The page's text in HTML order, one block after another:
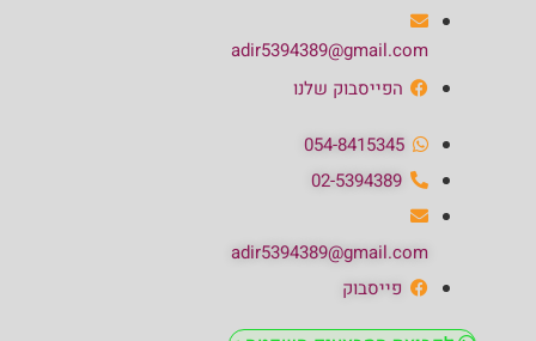
adir5394389@gmail.com
הפייסבוק שלנו
054-8415345
02-5394389
adir5394389@gmail.com
פייסבוק